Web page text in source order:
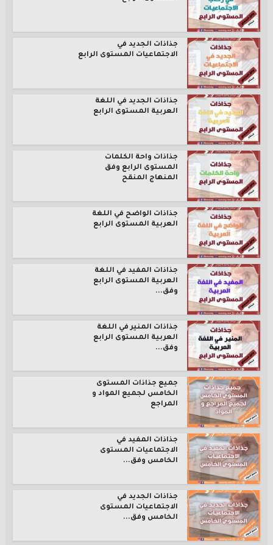
جذاذات الجديد في
الاجتماعيات المستوى الرابع
جذاذات الجديد في اللغة
العربية المستوى الرابع
جذاذات واحة الكلمات
المستوى الرابع وفق
المنهاج المنقح
جذاذات الواضح في اللغة
العربية المستوى الرابع
جذاذات المفيد في اللغة
العربية المستوى الرابع
وفق...
جذاذات المنير في اللغة
العربية المستوى الرابع
وفق...
جميع جذاذات المستوى
الخامس لجميع المواد و
المراجع
جذاذات المفيد في
الاجتماعيات المستوى
الخامس وفق...
جذاذات الجديد في
الاجتماعيات المستوى
الخامس وفق...